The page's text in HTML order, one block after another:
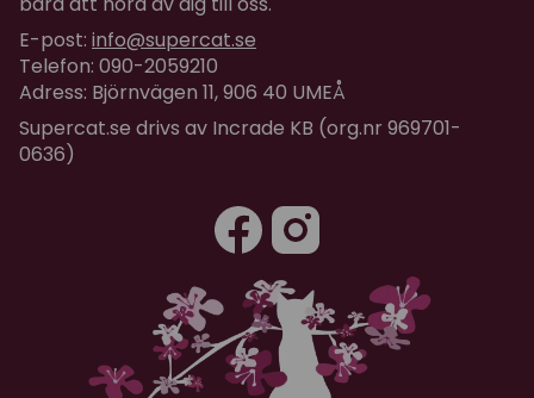
E-post: info@supercat.se
Telefon: 090-2059210
Adress: Björnvägen 11, 906 40 UMEÅ
Supercat.se drivs av Incrade KB (org.nr 969701-
0636)